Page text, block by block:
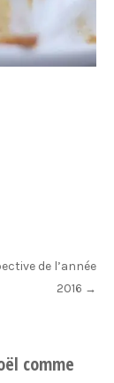
de l’année
2016 →
comme